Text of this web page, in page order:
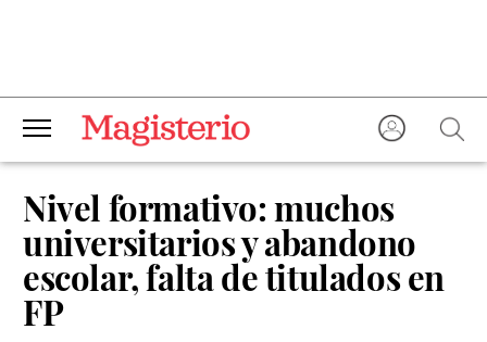
Nivel formativo: muchos
universitarios y abandono
escolar, falta de titulados en
FP